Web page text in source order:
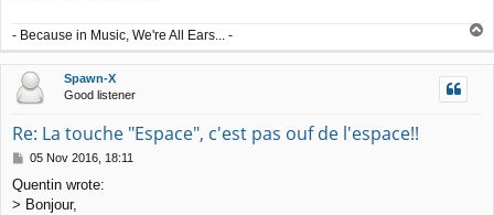
- Because in Music, We're All Ears... -
o
p
Spawn-X
Good listener
Re: La touche "Espace", c'est pas ouf de l'espace!!
P
s
t
05 Nov 2016, 18:11
Quentin wrote:
> Bonjour,